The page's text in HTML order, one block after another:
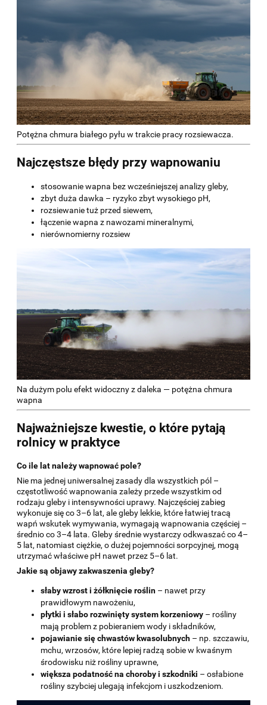
Potężna chmura białego pyłu w trakcie pracy rozsiewacza.
Najczęstsze błędy przy wapnowaniu
stosowanie wapna bez wcześniejszej analizy gleby,
zbyt duża dawka – ryzyko zbyt wysokiego pH,
rozsiewanie tuż przed siewem,
łączenie wapna z nawozami mineralnymi,
nierównomierny rozsiew
Na dużym polu efekt widoczny z daleka — potężna chmura
wapna
Najważniejsze kwestie, o które pytają
rolnicy w praktyce
Co ile lat należy wapnować pole?
Nie ma jednej uniwersalnej zasady dla wszystkich pól –
częstotliwość wapnowania zależy przede wszystkim od
rodzaju gleby i intensywności uprawy. Najczęściej zabieg
wykonuje się co 3–6 lat, ale gleby lekkie, które łatwiej tracą
wapń wskutek wymywania, wymagają wapnowania częściej –
średnio co 3–4 lata. Gleby średnie wystarczy odkwaszać co 4–
5 lat, natomiast ciężkie, o dużej pojemności sorpcyjnej, mogą
utrzymać właściwe pH nawet przez 5–6 lat.
Jakie są objawy zakwaszenia gleby?
słaby wzrost i żółknięcie roślin – nawet przy
prawidłowym nawożeniu,
płytki i słabo rozwinięty system korzeniowy – rośliny
mają problem z pobieraniem wody i składników,
pojawianie się chwastów kwasolubnych – np. szczawiu,
mchu, wrzosów, które lepiej radzą sobie w kwaśnym
środowisku niż rośliny uprawne,
większa podatność na choroby i szkodniki – osłabione
rośliny szybciej ulegają infekcjom i uszkodzeniom.